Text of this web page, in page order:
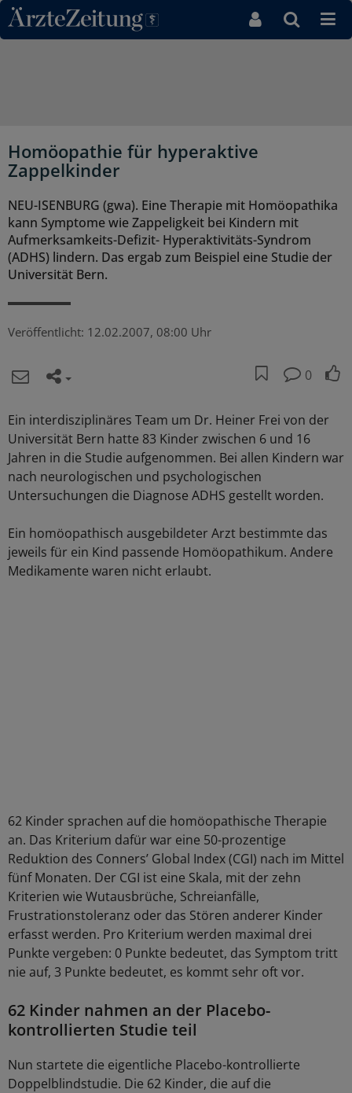
Direkt zum Inhaltsbereich
Homöopathie für hyperaktive
Zappelkinder
NEU-ISENBURG (gwa). Eine Therapie mit Homöopathika
kann Symptome wie Zappeligkeit bei Kindern mit
Aufmerksamkeits-Defizit- Hyperaktivitäts-Syndrom
(ADHS) lindern. Das ergab zum Beispiel eine Studie der
Universität Bern.
Veröffentlicht: 12.02.2007, 08:00 Uhr
0
Ein interdisziplinäres Team um Dr. Heiner Frei von der
Universität Bern hatte 83 Kinder zwischen 6 und 16
Jahren in die Studie aufgenommen. Bei allen Kindern war
nach neurologischen und psychologischen
Untersuchungen die Diagnose ADHS gestellt worden.
Ein homöopathisch ausgebildeter Arzt bestimmte das
jeweils für ein Kind passende Homöopathikum. Andere
Medikamente waren nicht erlaubt.
62 Kinder sprachen auf die homöopathische Therapie
an. Das Kriterium dafür war eine 50-prozentige
Reduktion des Conners’ Global Index (CGI) nach im Mittel
fünf Monaten. Der CGI ist eine Skala, mit der zehn
Kriterien wie Wutausbrüche, Schreianfälle,
Frustrationstoleranz oder das Stören anderer Kinder
erfasst werden. Pro Kriterium werden maximal drei
Punkte vergeben: 0 Punkte bedeutet, das Symptom tritt
nie auf, 3 Punkte bedeutet, es kommt sehr oft vor.
62 Kinder nahmen an der Placebo-
kontrollierten Studie teil
Nun startete die eigentliche Placebo-kontrollierte
Doppelblindstudie. Die 62 Kinder, die auf die